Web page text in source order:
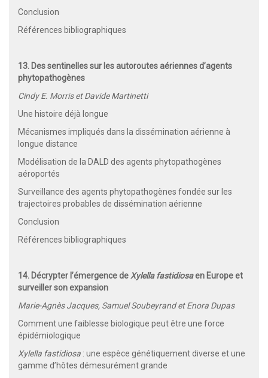
Conclusion
Références bibliographiques
13. Des sentinelles sur les autoroutes aériennes d’agents
phytopathogènes
Cindy E. Morris et Davide Martinetti
Une histoire déjà longue
Mécanismes impliqués dans la dissémination aérienne à
longue distance
Modélisation de la DALD des agents phytopathogènes
aéroportés
Surveillance des agents phytopathogènes fondée sur les
trajectoires probables de dissémination aérienne
Conclusion
Références bibliographiques
14. Décrypter l’émergence deXylella fastidiosaen Europe et
surveiller son expansion
Marie-Agnès Jacques, Samuel Soubeyrand et Enora Dupas
Comment une faiblesse biologique peut être une force
épidémiologique
Xylella fastidiosa : une espèce génétiquement diverse et une
gamme d’hôtes démesurément grande